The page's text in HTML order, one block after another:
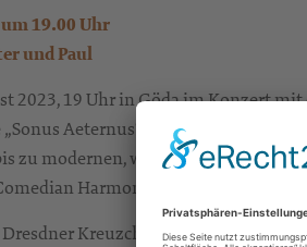
19.00 Uhr
und Paul
2023, 19 Uhr in Göda im Konzert
Aeternus“ erklingen in zwei
zu modernen, weltlichen
Harmonists.
Kreuzchor ausgebildet und